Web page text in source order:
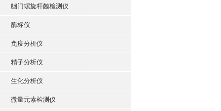
幽门螺旋杆菌检测仪
酶标仪
免疫分析仪
精子分析仪
生化分析仪
微量元素检测仪